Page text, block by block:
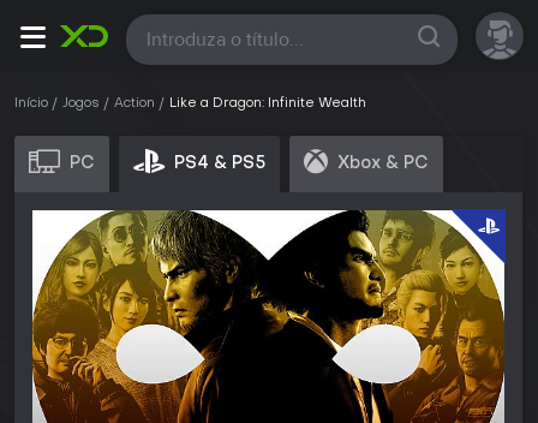
Todas
Início Jogos Action Like a Dragon: Infinite Wealth
PC PS4 & PS5 Xbox & PC